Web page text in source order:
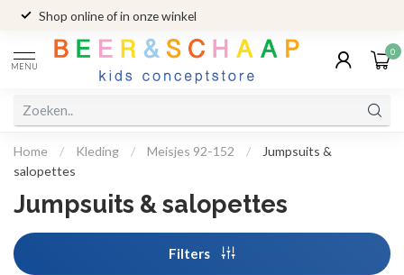
Shop online of in onze winkel
MENU
0
Home / Kleding / Meisjes 92-152 /
Jumpsuits &
salopettes
Jumpsuits & salopettes
Filters